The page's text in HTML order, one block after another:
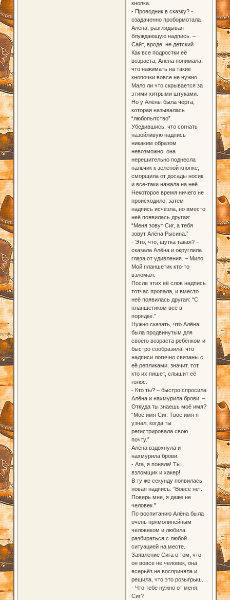
кнопка.
- Проводник в сказку? -
озадаченно пробормотала
Алёна, разглядывая
блуждающую надпись. –
Сайт, вроде, не детский.
Как все подростки её
возраста, Алёна понимала,
что нажимать на такие
кнопочки вовсе не нужно.
Мало ли что скрывается за
этими хитрыми штуками.
Но у Алёны была черта,
которая называлась
“любопытство”.
Убедившись, что согнать
назойливую надпись
никаким образом
невозможно, она
нерешительно поднесла
пальчик к зелёной кнопке,
сморщила от досады носик
и все-таки нажала на неё.
Некоторое время ничего не
происходило, затем
надпись исчезла, но вместо
неё появилась другая:
“Меня зовут Сиг, а тебя
зовут Алёна Рысина.”
- Это, что, шутка такая? –
сказала Алёна и округлила
глаза от удивления. – Мило.
Мой планшетик кто-то
взломал.
После этих её слов надпись
тотчас пропала, и вместо
неё появилась другая: “С
планшетиком всё в
порядке.”
Нужно сказать, что Алёна
была продвинутым для
своего возраста ребёнком и
быстро сообразила, что
надписи логично связаны с
её репликами, значит, тот,
кто их пишет, слышит её
голос.
- Кто ты? – быстро спросила
Алёна и нахмурила брови. –
Откуда ты знаешь моё имя?
“Моё имя Сиг. Твоё имя я
узнал, когда ты
регистрировала свою
почту.”
Алёна вздохнула и
нахмурила брови:
- Ага, я поняла! Ты
взломщик и хакер!
В ту же секунду появилась
новая надпись: “Вовсе нет.
Поверь мне, я даже не
человек.”
По воспитанию Алёна была
очень прямолинейным
человеком и любила
разбираться с любой
ситуацией на месте.
Заявление Сига о том, что
он вовсе не человек, она
всерьёз не восприняла и
решила, что это розыгрыш.
- Что тебе нужно от меня,
Сиг?